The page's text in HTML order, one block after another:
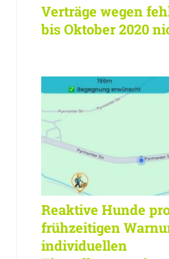
Verträge wegen
bis Oktober 2020
Reaktive Hunde
frühzeitigen
individuellen